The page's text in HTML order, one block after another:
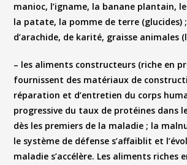
manioc, l’igname, la banane plantain,
la patate, la pomme de terre (glucides) ;
d’arachide, de karité, graisse animales
– les aliments constructeurs (riche en
fournissent des matériaux de
réparation et d’entretien du corps
progressive du taux de protéines dans
dès les premiers de la maladie ; la
le système de défense s’affaiblit et
maladie s’accélère. Les aliments riches